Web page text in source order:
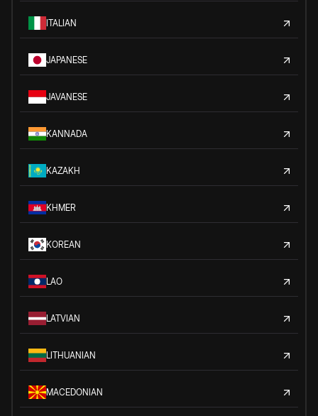
ITALIAN
JAPANESE
JAVANESE
KANNADA
KAZAKH
KHMER
KOREAN
LAO
LATVIAN
LITHUANIAN
MACEDONIAN